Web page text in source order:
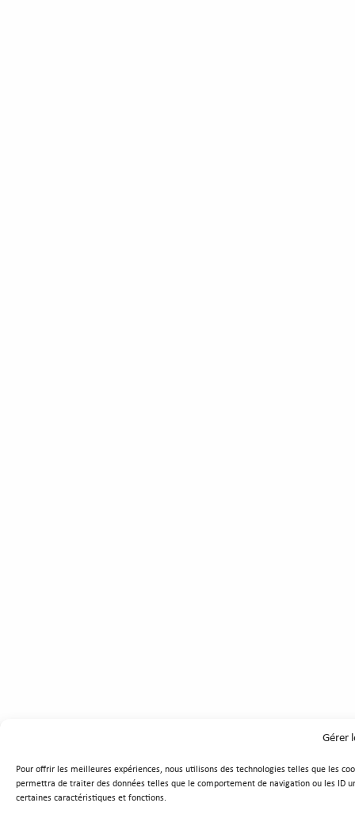
Gérer
Pour offrir les meilleures expériences, nous utilisons des technologies telles que les
permettra de traiter des données telles que le comportement de navigation ou les ID
certaines caractéristiques et fonctions.